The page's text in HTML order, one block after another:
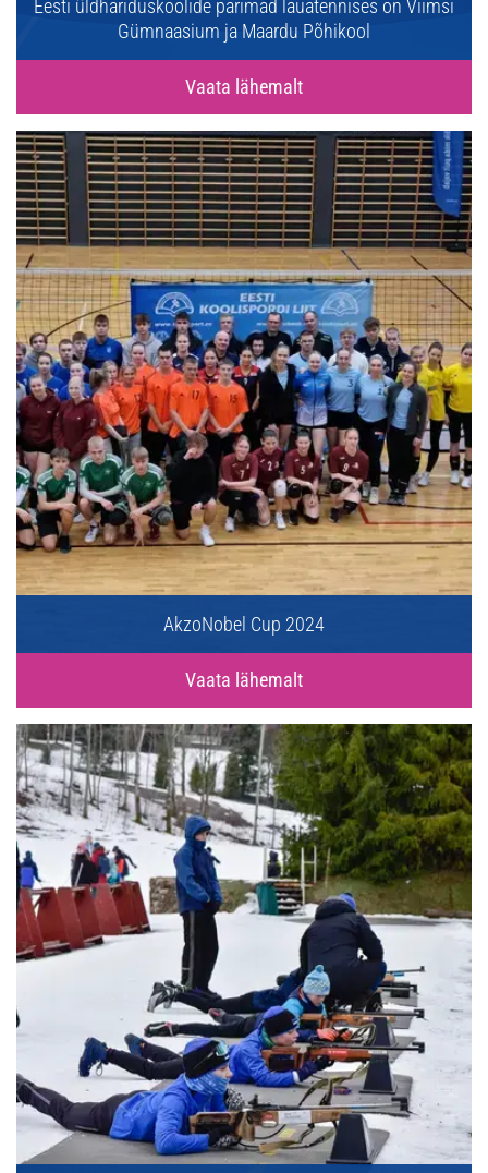
Eesti üldhariduskoolide parimad lauatennises on Viimsi
Gümnaasium ja Maardu Põhikool
Vaata lähemalt
AkzoNobel Cup 2024
Vaata lähemalt